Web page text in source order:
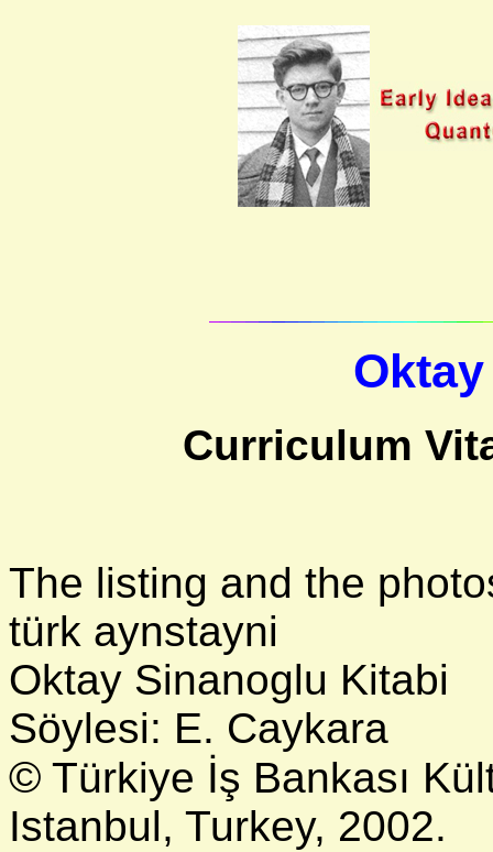
Curriculum
The listing and the
türk aynstayni
Oktay Sinanoglu Kitabi
Söylesi: E. Caykara
© Türkiye İş Bankası
Istanbul, Turkey, 2002.